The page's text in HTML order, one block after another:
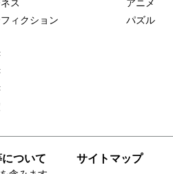
ス
ィクション
アニメ
パズル
ついて サイトマップ